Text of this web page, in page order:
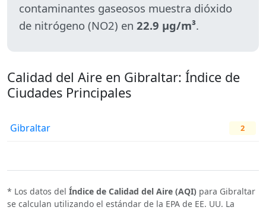
contaminantes gaseosos muestra dióxido
de nitrógeno (NO2) en 22.9 µg/m³.
Calidad del Aire en Gibraltar: Índice de
Ciudades Principales
Gibraltar 2
* Los datos del Índice de Calidad del Aire (AQI) para Gibraltar
se calculan utilizando el estándar de la EPA de EE. UU. La